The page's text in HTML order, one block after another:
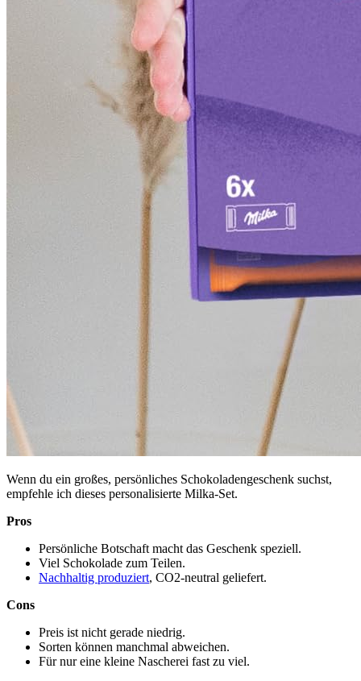
Wenn du ein großes, persönliches Schokoladengeschenk suchst,
empfehle ich dieses personalisierte Milka-Set.
Pros
Persönliche Botschaft macht das Geschenk speziell.
Viel Schokolade zum Teilen.
Nachhaltig produziert, CO2-neutral geliefert.
Cons
Preis ist nicht gerade niedrig.
Sorten können manchmal abweichen.
Für nur eine kleine Nascherei fast zu viel.